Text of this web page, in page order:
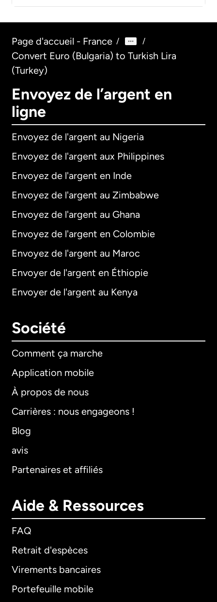
Page d'accueil - France / /
Convert Euro (Bulgaria) to Turkish Lira
(Turkey)
Envoyez de l’argent en
ligne
Envoyez de l'argent au Nigeria
Envoyez de l'argent aux Philippines
Envoyez de l'argent en Inde
Envoyez de l'argent au Zimbabwe
Envoyez de l'argent au Ghana
Envoyez de l'argent en Colombie
Envoyez de l'argent au Maroc
Envoyer de l'argent en Éthiopie
Envoyer de l'argent au Kenya
Société
Comment ça marche
Application mobile
À propos de nous
Carrières : nous engageons !
Blog
avis
Partenaires et affiliés
Aide & Ressources
FAQ
Retrait d'espèces
Virements bancaires
Portefeuille mobile